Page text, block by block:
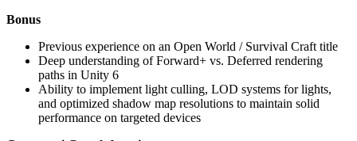
Bonus
Previous experience on an Open World / Survival Craft title
Deep understanding of Forward+ vs. Deferred rendering
paths in Unity 6
Ability to implement light culling, LOD systems for lights,
and optimized shadow map resolutions to maintain solid
performance on targeted devices